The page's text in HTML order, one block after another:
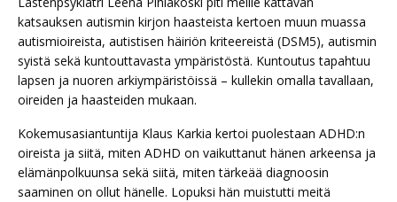
katsauksen autismin kirjon haasteista kertoen muun muassa
autismioireista, autistisen häiriön kriteereistä (DSM5), autismin
syistä sekä kuntouttavasta ympäristöstä. Kuntoutus tapahtuu
lapsen ja nuoren arkiympäristöissä – kullekin omalla tavallaan,
oireiden ja haasteiden mukaan.
Kokemusasiantuntija Klaus Karkia kertoi puolestaan ADHD:n
oireista ja siitä, miten ADHD on vaikuttanut hänen arkeensa ja
elämänpolkuunsa sekä siitä, miten tärkeää diagnoosin
saaminen on ollut hänelle. Lopuksi hän muistutti meitä